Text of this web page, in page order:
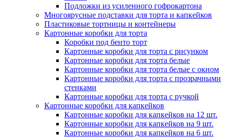
Подложки из усиленного гофрокартона
Многоярусные подставки для торта и капкейков
Пластиковые тортницы и контейнеры
Картонные коробки для торта
Коробки под бенто торт
Картонные коробки для торта с рисунком
Картонные коробки для торта белые
Картонные коробки для торта белые с окном
Картонные коробки для торта с прозрачными
стенками
Картонные коробки для торта с ручкой
Картонные коробки для капкейков
Картонные коробки для капкейков на 12 шт.
Картонные коробки для капкейков на 9 шт.
Картонные коробки для капкейков на 6 шт.